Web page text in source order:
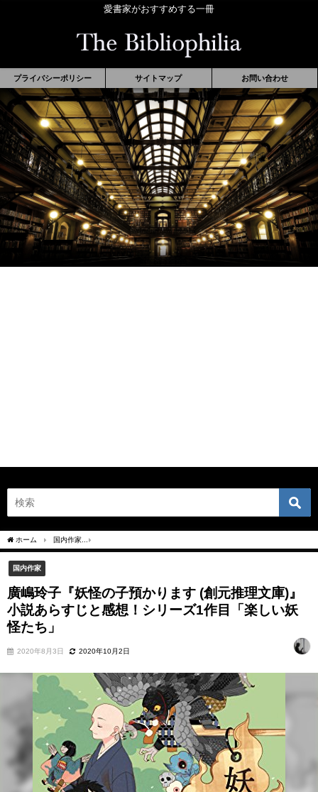
愛書家がおすすめする一冊
プライバシーポリシー サイトマップ お問い合わせ
ホーム 国内作家
国内作家
廣嶋玲子『妖怪の子預かります (創元推理文庫)』
小説あらすじと感想！シリーズ1作目「楽しい妖
怪たち」
2020年8月3日 2020年10月2日